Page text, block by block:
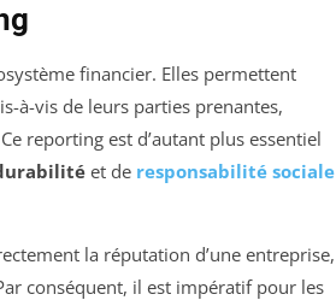
financier. Elles permettent
à-vis de leurs parties prenantes,
reporting est d’autant plus essentiel
et de responsabilité sociale
la réputation d’une entreprise,
conséquent, il est impératif pour les